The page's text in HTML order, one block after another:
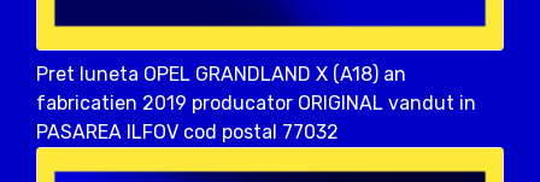
Pret luneta OPEL GRANDLAND X (A18) an
fabricatien 2019 producator ORIGINAL vandut in
PASAREA ILFOV cod postal 77032